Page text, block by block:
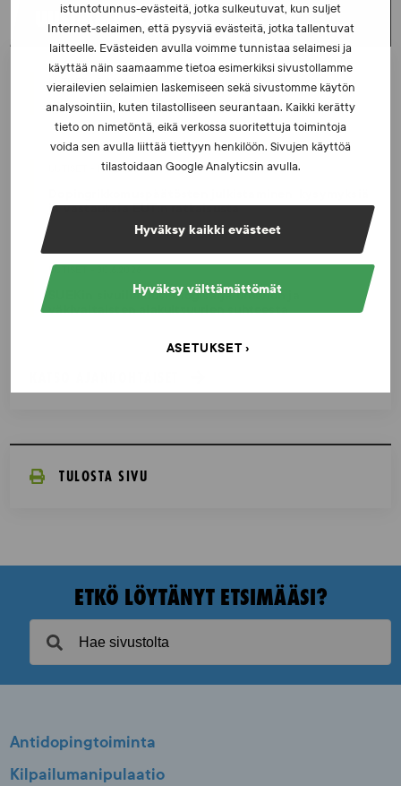
istuntotunnus-evästeitä, jotka sulkeutuvat, kun suljet
Internet-selaimen, että pysyviä evästeitä, jotka tallentuvat
laitteelle. Evästeiden avulla voimme tunnistaa selaimesi ja
käyttää näin saamaamme tietoa esimerkiksi sivustollamme
vierailevien selaimien laskemiseen sekä sivustomme käytön
analysointiin, kuten tilastolliseen seurantaan. Kaikki kerätty
tieto on nimetöntä, eikä verkossa suoritettuja toimintoja
voida sen avulla liittää tiettyyn henkilöön. Sivujen käyttöä
tilastoidaan Google Analyticsin avulla.
Hyväksy kaikki evästeet
Hyväksy välttämättömät
ASETUKSET
UUSIMMAT UUTISET
UUTISET - 5.8.2026
Iljukov SUEKin lääketieteelliseksi asiantuntijaksi
UUTISET - 16.7.2026
ja vastauksia EUT:n ratkaisusta
UUTISET - 30.6.2026
SUEKin sivuilla uusi blogisarja urheilun ja
väkivaltaisten alakulttuurien suhteesta
TULOSTA SIVU
ETKÖ LÖYTÄNYT ETSIMÄÄSI?
Antidopingtoiminta
Kilpailumanipulaatio